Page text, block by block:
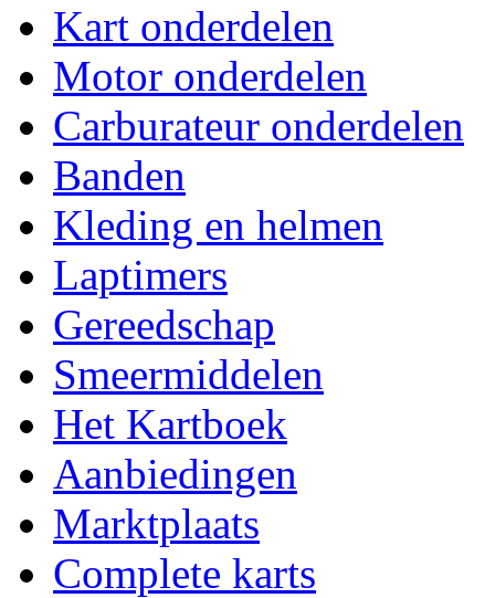
Kart onderdelen
Motor onderdelen
Carburateur onderdelen
Banden
Kleding en helmen
Laptimers
Gereedschap
Smeermiddelen
Het Kartboek
Aanbiedingen
Marktplaats
Complete karts